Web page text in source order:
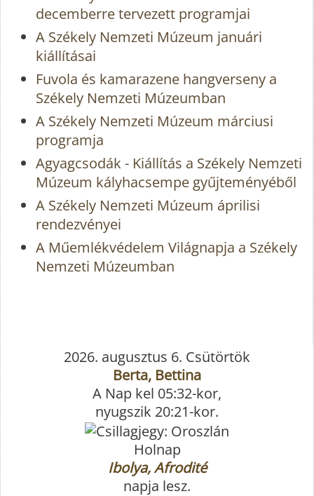
decemberre tervezett programjai
A Székely Nemzeti Múzeum januári
kiállításai
Fuvola és kamarazene hangverseny a
Székely Nemzeti Múzeumban
A Székely Nemzeti Múzeum márciusi
programja
Agyagcsodák - Kiállítás a Székely Nemzeti
Múzeum kályhacsempe gyűjteményéből
A Székely Nemzeti Múzeum áprilisi
rendezvényei
A Műemlékvédelem Világnapja a Székely
Nemzeti Múzeumban
2026. augusztus 6. Csütörtök
Berta, Bettina
A Nap kel 05:32-kor,
nyugszik 20:21-kor.
Holnap
Ibolya, Afrodité
napja lesz.